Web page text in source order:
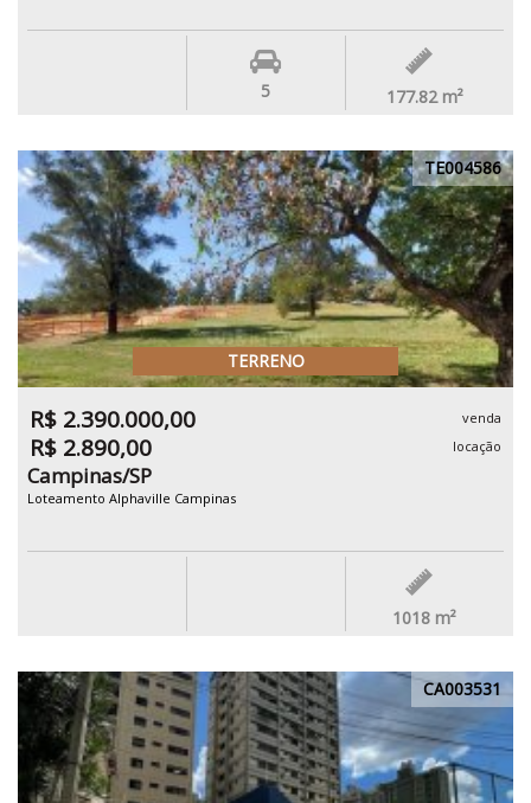
5 177.82 m²
TE004586
TERRENO
R$ 2.390.000,00 venda
R$ 2.890,00 locação
Campinas/SP
Loteamento Alphaville Campinas
1018 m²
CA003531